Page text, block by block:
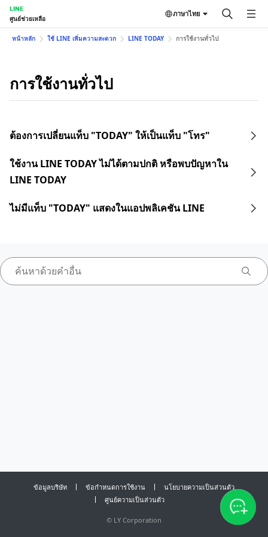
LINE
ศูนย์ช่วยเหลือ
ภาษาไทย
หน้าหลัก ใช้ LINE เพิ่มความสะดวก LINE TODAY การใช้งานทั่วไป
การใช้งานทั่วไป
ต้องการเปลี่ยนแท็บ "TODAY" ให้เป็นแท็บ "โทร"
ใช้งาน LINE TODAY ไม่ได้ตามปกติ หรือพบปัญหาใน
LINE TODAY
ไม่มีแท็บ "TODAY" แสดงในแอปพลิเคชัน LINE
ข้อมูลบริษัท ข้อกำหนดการใช้งาน
นโยบายความเป็นส่วนตัว
ศูนย์ความเป็นส่วนตัว
© LY Corporation